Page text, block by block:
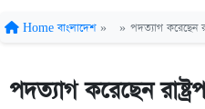
Home বাংলাদেশ » » পদত্যাগ করেছেন
পদত্যাগ করেছেন